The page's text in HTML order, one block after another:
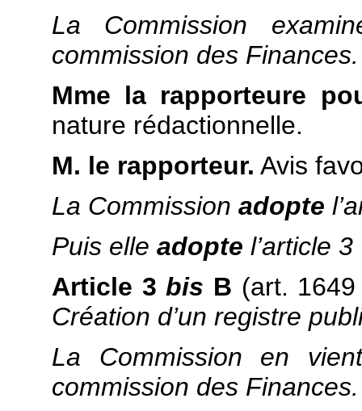
La Commission
commission des Finances.
Mme la rapporteure
nature rédactionnelle.
M. le rapporteur. Avis
La Commission adopte
Puis elle adopte l’article 3
Article 3bis B (art.
Création d’un registre
La Commission en
commission des Finances.